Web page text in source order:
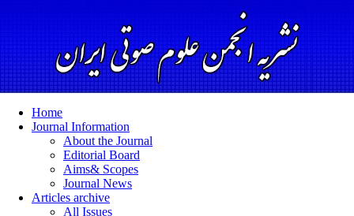
Home
Journal Information
About the Journal
Editorial Board
Aims& Scopes
Journal News
Articles archive
All Issues